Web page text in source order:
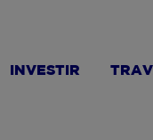
INVESTIR